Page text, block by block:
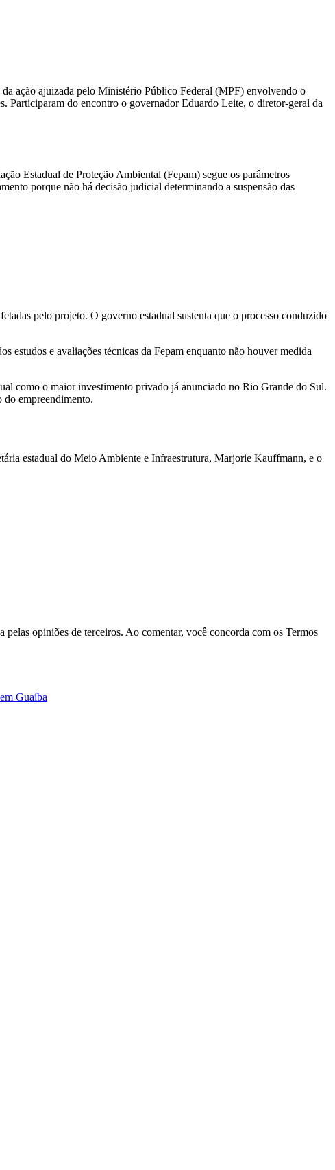
ação ajuizada pelo Ministério Público Federal (MPF) envolvendo o
Participaram do encontro o governador Eduardo Leite, o diretor-geral da
Estadual de Proteção Ambiental (Fepam) segue os parâmetros
porque não há decisão judicial determinando a suspensão das
pelo projeto. O governo estadual sustenta que o processo conduzido
estudos e avaliações técnicas da Fepam enquanto não houver medida
como o maior investimento privado já anunciado no Rio Grande do Sul.
do empreendimento.
estadual do Meio Ambiente e Infraestrutura, Marjorie Kauffmann, e o
opiniões de terceiros. Ao comentar, você concorda com os Termos